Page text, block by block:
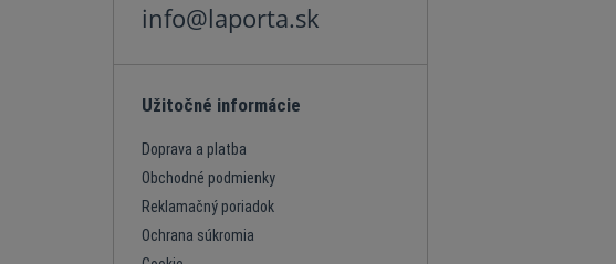
info@laporta.sk
Užitočné informácie
Doprava a platba
Obchodné podmienky
Reklamačný poriadok
Ochrana súkromia